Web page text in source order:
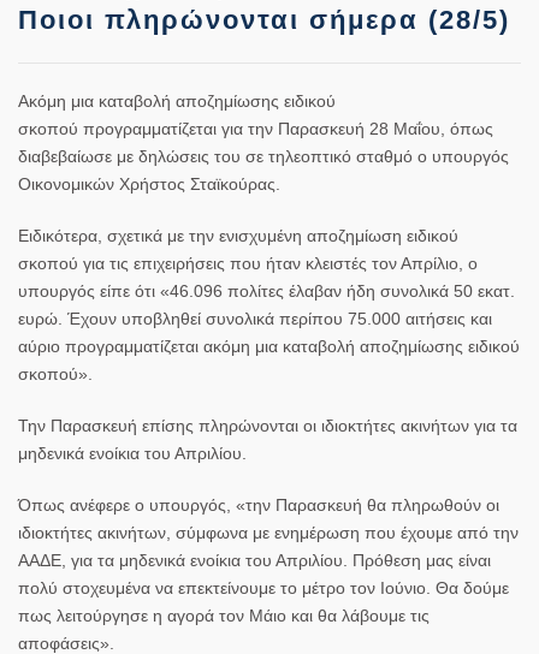
Ποιοι πληρώνονται σήμερα (28/5)
Ακόμη μια καταβολή αποζημίωσης ειδικού
σκοπού προγραμματίζεται για την Παρασκευή 28 Μαΐου, όπως
διαβεβαίωσε με δηλώσεις του σε τηλεοπτικό σταθμό ο υπουργός
Οικονομικών Χρήστος Σταϊκούρας
Ειδικότερα, σχετικά με την ενισχυμένη αποζημίωση ειδικού
σκοπού για τις επιχειρήσεις που ήταν κλειστές τον Απρίλιο, ο
υπουργός είπε ότι «46.096 πολίτες έλαβαν ήδη συνολικά 50 εκατ.
ευρώ. Έχουν υποβληθεί συνολικά περίπου 75.000 αιτήσεις και
αύριο προγραμματίζεται ακόμη μια καταβολή αποζημίωσης ειδικού
σκοπού».
Την Παρασκευή επίσης πληρώνονται οι ιδιοκτήτες ακινήτων για τα
μηδενικά ενοίκια του Απριλίου.
Όπως ανέφερε ο υπουργός, «την Παρασκευή θα πληρωθούν οι
ιδιοκτήτες ακινήτων, σύμφωνα με ενημέρωση που έχουμε από την
ΑΑΔΕ, για τα μηδενικά ενοίκια του Απριλίου. Πρόθεση μας είναι
πολύ στοχευμένα να επεκτείνουμε το μέτρο τον Ιούνιο. Θα δούμε
πως λειτούργησε η αγορά τον Μάιο και θα λάβουμε τις
αποφάσεις».